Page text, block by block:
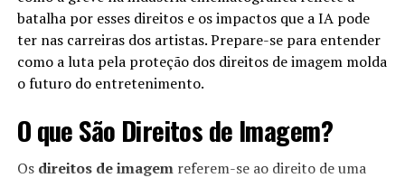
exigem um manejo responsável dos dados dos
consumidores. A governança de dados ajuda as
organizações a se manterem em conformidade
com essas leis.
evitar redundâncias e ineficiências no uso de
dados. Isso resulta em maior eficiência operacional
e economia de recursos.
batalha por esses direitos e os impactos que a IA pode
ter nas carreiras dos artistas. Prepare-se para entender
como a luta pela proteção dos direitos de imagem molda
o futuro do entretenimento.
O que São Direitos de Imagem?
Os direitos de imagemreferem-se ao direito de uma